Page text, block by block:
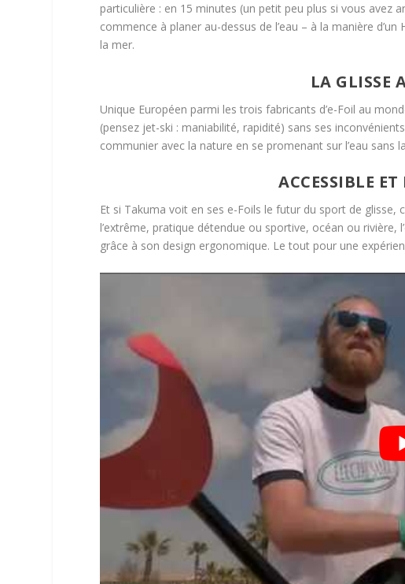
particulière : en 15 minutes (un petit peu plus si vous avez
commence à planer au-dessus de l’eau – à la manière
la mer.
LA GLISSE
Unique Européen parmi les trois fabricants d’e-Foil au
(pensez jet-ski : maniabilité, rapidité) sans ses
communier avec la nature en se promenant sur l’eau sans
ACCESSIBLE
Et si Takuma voit en ses e-Foils le futur du sport de glisse,
l’extrême, pratique détendue ou sportive, océan ou
grâce à son design ergonomique. Le tout pour une